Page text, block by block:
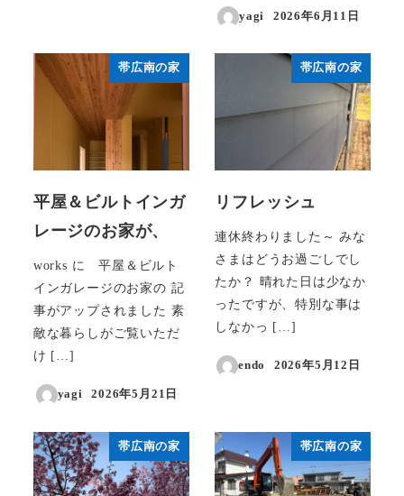
yagi
投稿日
2026年6月11日
帯広南の家
平屋＆ビルトインガ
レージのお家が、
works に 平屋＆ビルト
インガレージのお家の 記
事がアップされました 素
敵な暮らしがご覧いただ
け […]
yagi
投稿日
2026年5月21日
帯広南の家
リフレッシュ
連休終わりました～ みな
さまはどうお過ごしでし
たか？ 晴れた日は少なか
ったですが、特別な事は
しなかっ […]
endo
投稿日
2026年5月12日
帯広南の家 帯広南の家